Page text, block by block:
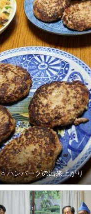
○ ハンバーグの出来上がり